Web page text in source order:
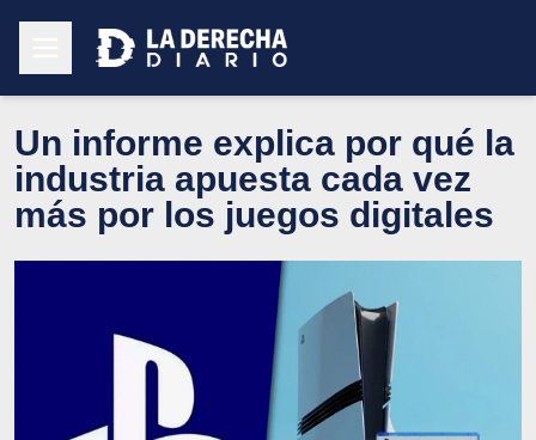
Un informe explica por qué la
industria apuesta cada vez
más por los juegos digitales